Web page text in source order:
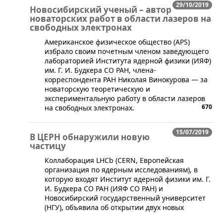
29/10/2019
Новосибирский ученый – автор
новаторских работ в области лазеров на
свободных электронах
Американское физическое общество (APS)
избрало своим почетным членом заведующего
лабораторией Института ядерной физики (ИЯФ)
им. Г. И. Будкера СО РАН, члена-
корреспондента РАН Николая Винокурова — за
новаторскую теоретическую и
экспериментальную работу в области лазеров
на свободных электронах.
670
15/07/2019
В ЦЕРН обнаружили новую
частицу
​Коллаборация LHCb (CERN, Европейская
организация по ядерным исследованиям), в
которую входят Институт ядерной физики им. Г.
И. Будкера СО РАН (ИЯФ СО РАН) и
Новосибирский государственный университет
(НГУ), объявила об открытии двух новых